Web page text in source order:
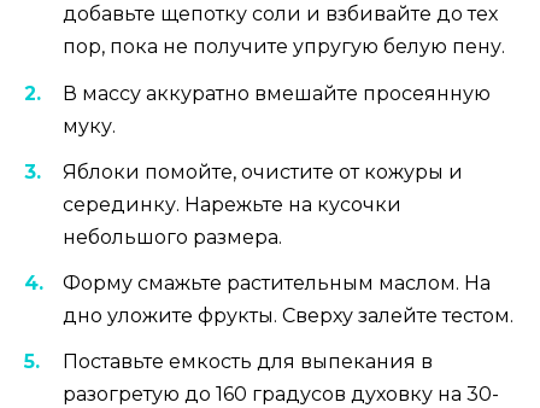
добавьте щепотку соли и взбивайте до тех
пор, пока не получите упругую белую пену.
В массу аккуратно вмешайте просеянную
муку.
Яблоки помойте, очистите от кожуры и
серединку. Нарежьте на кусочки
небольшого размера.
Форму смажьте растительным маслом. На
дно уложите фрукты. Сверху залейте тестом.
Поставьте емкость для выпекания в
разогретую до 160 градусов духовку на 30-